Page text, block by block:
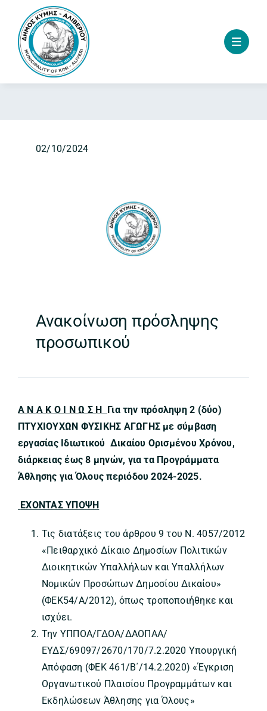
content
02/10/2024
Ανακοίνωση πρόσληψης
προσωπικού
Α Ν Α Κ Ο Ι Ν Ω Σ Η Για την πρόσληψη 2 (δύο)
ΠΤΥΧΙΟΥΧΩΝ ΦΥΣΙΚΗΣ ΑΓΩΓΗΣ με σύμβαση
εργασίας Ιδιωτικού Δικαίου Ορισμένου Χρόνου,
διάρκειας έως 8 μηνών, για τα Προγράμματα
Άθλησης για Όλους περιόδου 2024-2025.
ΕΧΟΝΤΑΣ ΥΠΟΨΗ
Τις διατάξεις του άρθρου 9 του Ν. 4057/2012
«Πειθαρχικό Δίκαιο Δημοσίων Πολιτικών
Διοικητικών Υπαλλήλων και Υπαλλήλων
Νομικών Προσώπων Δημοσίου Δικαίου»
(ΦΕΚ54/Α/2012), όπως τροποποιήθηκε και
ισχύει.
Την ΥΠΠΟΑ/ΓΔΟΑ/ΔΑΟΠΑΑ/
ΕΥΔΣ/69097/2670/170/7.2.2020 Υπουργική
Απόφαση (ΦΕΚ 461/Β΄/14.2.2020) «Έγκριση
Οργανωτικού Πλαισίου Προγραμμάτων και
Εκδηλώσεων Άθλησης για Όλους»